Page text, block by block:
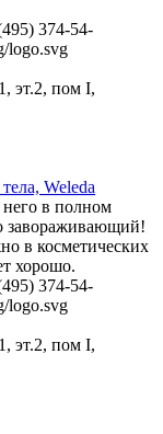
374-54-
logo.svg
эт.2, пом I,
Weleda
в полном
завораживающий!
в косметических
хорошо.
374-54-
logo.svg
эт.2, пом I,